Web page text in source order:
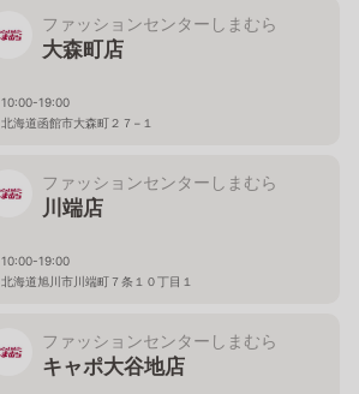
ファッションセンターしまむら
大森町店
10:00-19:00
北海道函館市大森町２７−１
ファッションセンターしまむら
川端店
10:00-19:00
北海道旭川市川端町７条１０丁目１
ファッションセンターしまむら
キャポ大谷地店